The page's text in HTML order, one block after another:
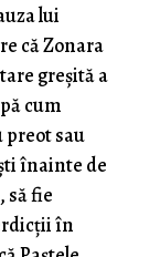
lui
că Zonara
greșită a
cum
preot sau
înainte de
să fie
în